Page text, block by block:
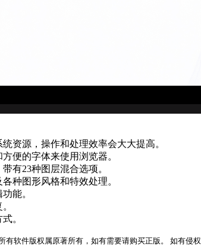
资源，操作和处理效率会大大提高。
便的字体来使用浏览器。
有23种图层混合选项。
种图形风格和特效处理。
能。
。
软件版权属原著所有，如有需要请购买正版。 如有侵